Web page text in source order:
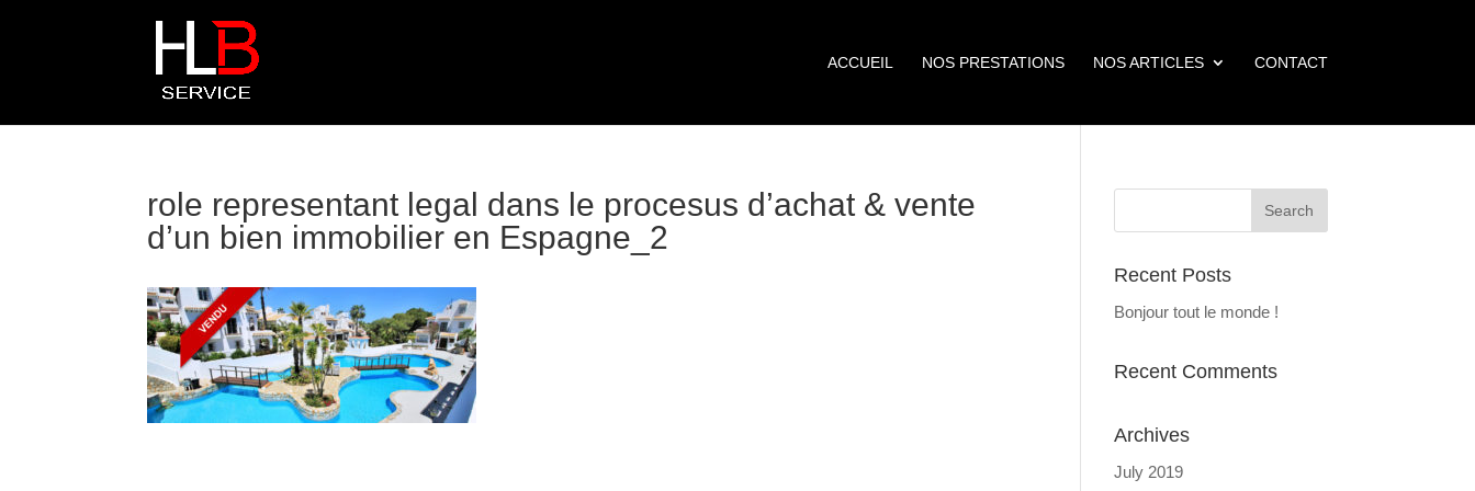
ACCUEIL NOS PRESTATIONS NOS ARTICLES CONTACT
role representant legal dans le procesus d’achat & vente
d’un bien immobilier en Espagne_2
Recent Posts
Bonjour tout le monde !
Recent Comments
Archives
July 2019